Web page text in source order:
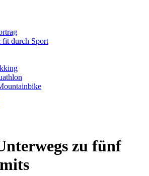
fit durch Sport
zu fünf